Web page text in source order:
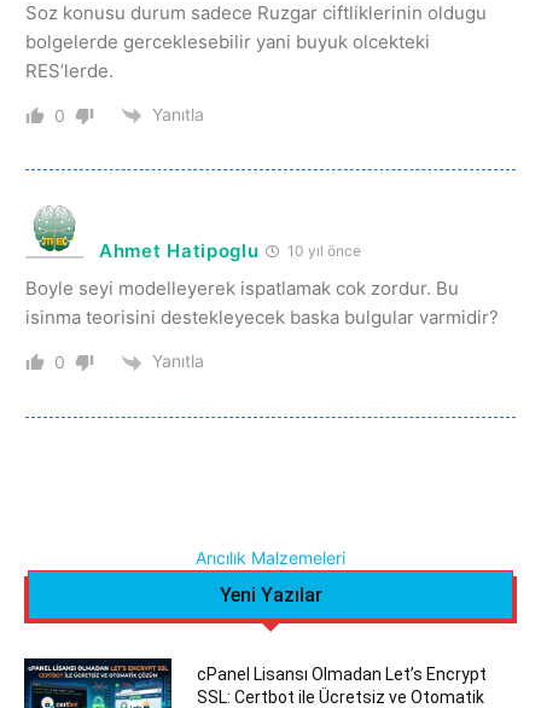
Soz konusu durum sadece Ruzgar ciftliklerinin oldugu
bolgelerde gerceklesebilir yani buyuk olcekteki
RES’lerde.
0 Yanıtla
Ahmet Hatipoglu 10 yıl önce
Boyle seyi modelleyerek ispatlamak cok zordur. Bu
isinma teorisini destekleyecek baska bulgular varmidir?
0 Yanıtla
Arıcılık Malzemeleri
Yeni Yazılar
cPanel Lisansı Olmadan Let’s Encrypt
SSL: Certbot ile Ücretsiz ve Otomatik